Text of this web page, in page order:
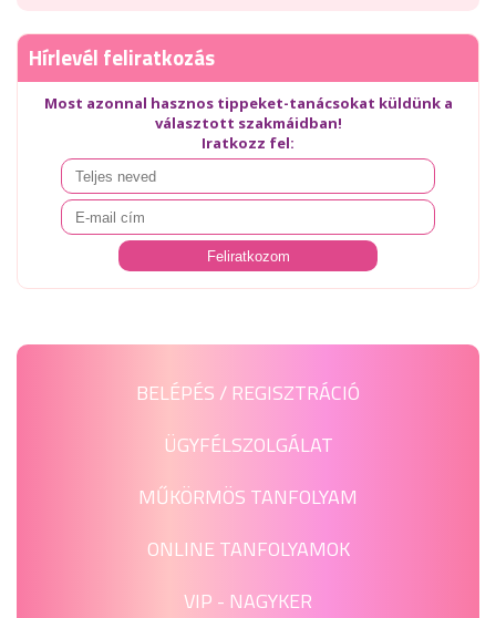
Hírlevél feliratkozás
Most azonnal hasznos tippeket-tanácsokat küldünk a
választott szakmáidban!
Iratkozz fel:
BELÉPÉS / REGISZTRÁCIÓ
ÜGYFÉLSZOLGÁLAT
MŰKÖRMÖS TANFOLYAM
ONLINE TANFOLYAMOK
VIP - NAGYKER